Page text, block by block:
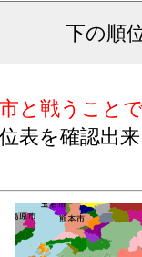
と戦うこと
表を確認出